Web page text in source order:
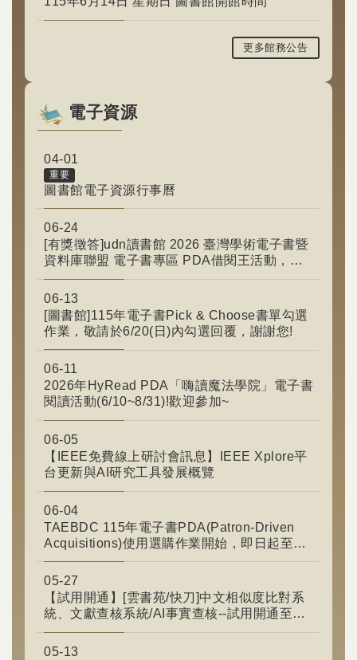
更多館務公告
電子資源
04-01
重要
圖書館電子資源行事曆
06-24
[有獎徵答]udn讀書館 2026 臺灣學術電子書暨
資料庫聯盟 電子書專區 PDA借閱王活動，即
日起至8月31日熱烈展開～
06-13
[圖書館]115年電子書Pick & Choose書單勾選
作業，敬請於6/20(日)內勾選回覆，謝謝您!
06-11
2026年HyRead PDA「嗨讀魔法學院」電子書
閱讀活動(6/10~8/31)!歡迎參加~
06-05
【IEEE免費線上研討會訊息】IEEE Xplore平
台更新與AI研究工具發展概覽
06-04
TAEBDC 115年電子書PDA(Patron-Driven
Acquisitions)使用選購作業開始，即日起至
115/12/31
05-27
【試用開通】[雲書苑/快刀]中文相似度比對系
統、文獻查核系統/AI事實查核--試用開通至
115年08月
05-13